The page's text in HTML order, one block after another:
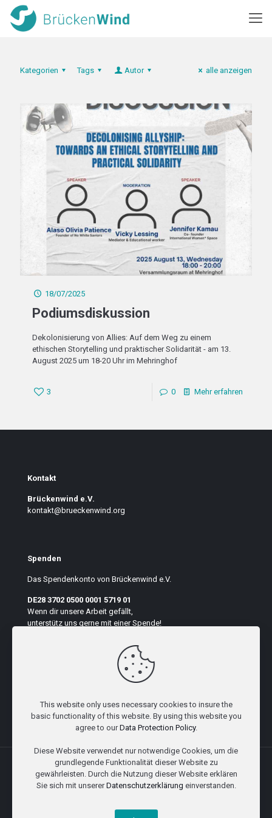
Kategorien Tags Autor alle anzeigen
18/07/2025
Podiumsdiskussion
Dekolonisierung von Allies: Auf dem Weg zu einem
ethischen Storytelling und praktischer Solidarität - am 13.
August 2025 um 18-20 Uhr im Mehringhof
3 0 Mehr erfahren
Kontakt
Brückenwind e.V.
kontakt@brueckenwind.org
Spenden
Das Spendenkonto von Brückenwind e.V.
DE28 3702 0500 0001 5719 01
Wenn dir unsere Arbeit gefällt,
unterstütz uns gerne mit einer Spende!
This website only uses necessary cookies to insure the
basic functionality of this website. By using this website you
agree to ourData Protection Policy.
Diese Website verwendet nur notwendige Cookies, um die
grundlegende Funktionalität dieser Website zu
gewährleisten. Durch die Nutzung dieser Website erklären
Sie sich mit unsererDatenschutzerklärung einverstanden.